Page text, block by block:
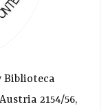
Biblioteca
2154/56,